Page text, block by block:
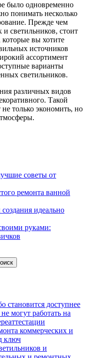
было одновременно
понимать несколько
Прежде чем
и светильников, стоит
вы хотите
источников
ассортимент
варианты
светильников.
различных видов
Такой
только экономить, но
советы от
ремонта ванной
идеально
руками:
становится доступнее
могут работать на
коммерческих и
ключ
и